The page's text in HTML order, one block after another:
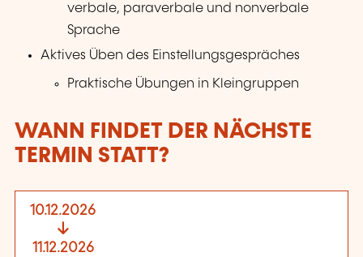
verbale, paraverbale und nonverbale
Sprache
Aktives Üben des Einstellungsgespräches
Praktische Übungen in Kleingruppen
WANN FINDET DER NÄCHSTE
TERMIN STATT?
10.12.2026
11.12.2026